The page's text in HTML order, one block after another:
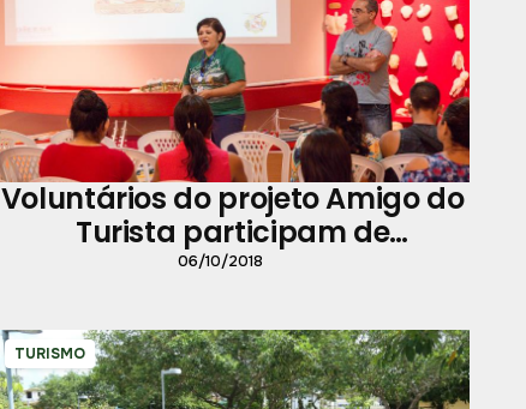
Voluntários do projeto Amigo do
Turista participam de
capacitação
06/10/2018
TURISMO